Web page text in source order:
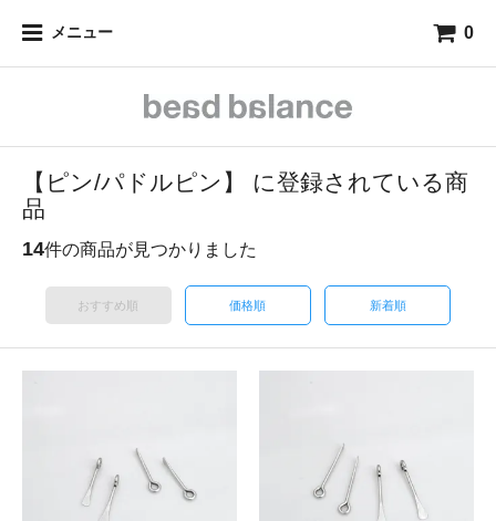
メニュー 0
【ピン/パドルピン】 に登録されている商
品
14件の商品が見つかりました
おすすめ順 価格順 新着順